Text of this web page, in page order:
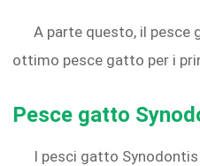
A parte questo, il pesce
ottimo pesce gatto per i
Pesce gatto
I pesci gatto